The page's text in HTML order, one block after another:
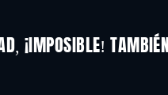
¡IMPOSIBLE!